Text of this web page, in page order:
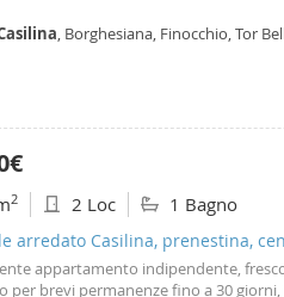
, Borghesiana, Finocchio, Tor
2 2 Loc 1 Bagno
arredato Casilina, prenestina,
appartamento indipendente,
per brevi permanenze fino a 30